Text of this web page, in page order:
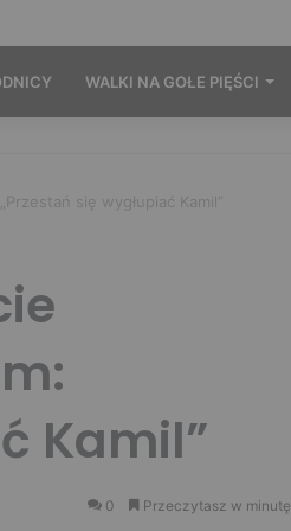
WALKI NA GOŁE PIĘŚCI
się wygłupiać Kamil”
Kamil”
0 Przeczytasz w minutę